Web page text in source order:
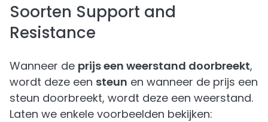
Soorten Support and
Resistance
Wanneer de prijs een weerstand doorbreekt,
wordt deze een steun en wanneer de prijs een
steun doorbreekt, wordt deze een weerstand.
Laten we enkele voorbeelden bekijken: